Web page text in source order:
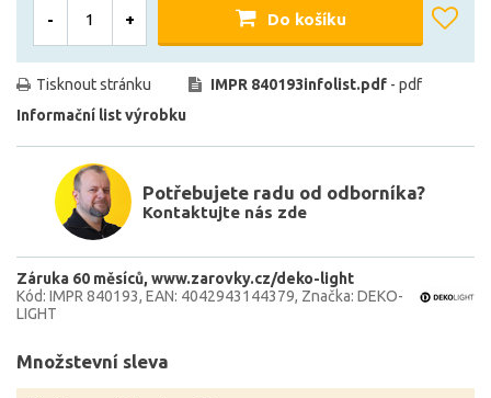
- + Do košíku
Tisknout stránku IMPR 840193infolist.pdf - pdf
Informační list výrobku
Potřebujete radu od odborníka?
Kontaktujte nás zde
Záruka 60 měsíců www.zarovky.cz/deko-light
Kód: IMPR 840193 EAN: 4042943144379 Značka: DEKO-
LIGHT
Množstevní sleva